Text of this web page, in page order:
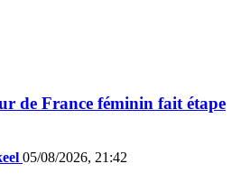
de France féminin fait étape
05/08/2026, 21:42